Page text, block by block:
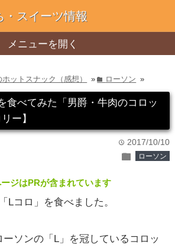
・スイーツ情報
メニューを開く
ットスナック（感想） » folder ローソン »
食べてみた「男爵・牛肉のコロッ
ー】
time 2017/10/10
folder ローソン
ジはPRが含まれています
Lコロ」を食べました。
ーソンの「L」を冠しているコロッ